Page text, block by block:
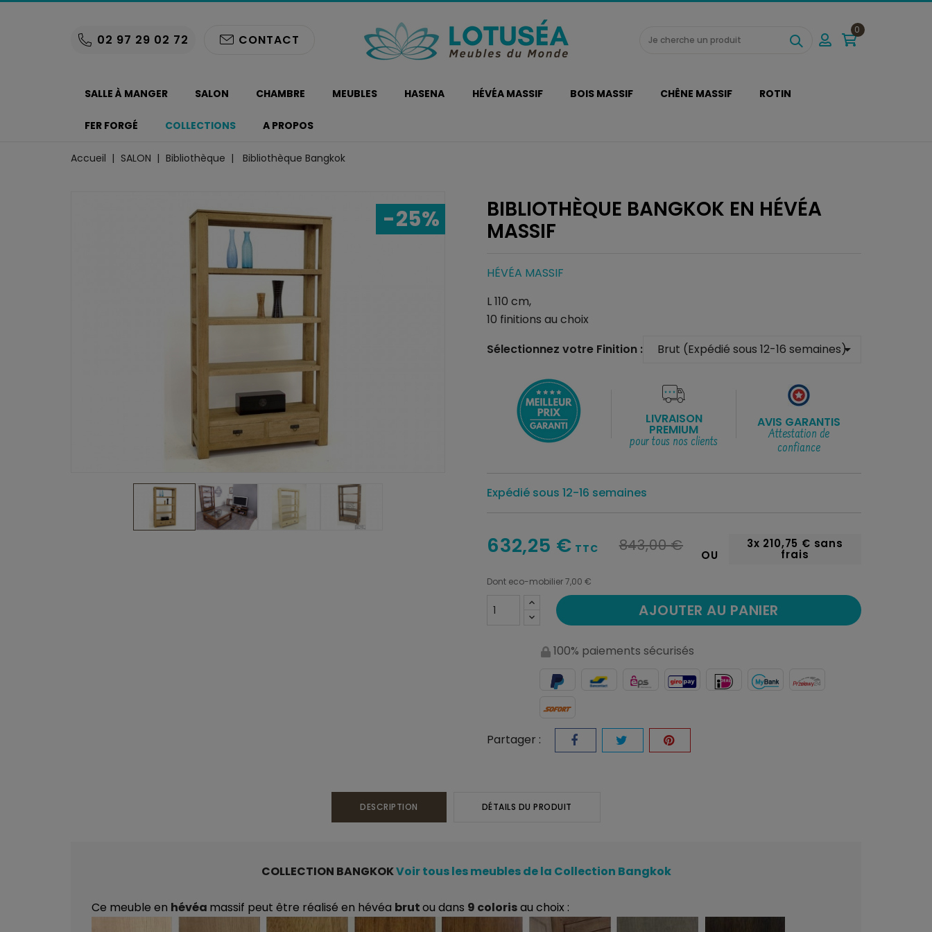
02 97 29 02 72 CONTACT
0
SALLE À MANGER SALON CHAMBRE MEUBLES HASENA HÉVÉA MASSIF BOIS MASSIF CHÊNE MASSIF ROTIN
FER FORGÉ COLLECTIONS A PROPOS
Accueil SALON Bibliothèque Bibliothèque Bangkok
-25%
BIBLIOTHÈQUE BANGKOK EN HÉVÉA
MASSIF
HÉVÉA MASSIF
L 110 cm,
10 finitions au choix
Sélectionnez votre Finition :
arrow_drop_down
LIVRAISON
PREMIUM
pour tous nos clients
AVIS GARANTIS
Attestation de
confiance
Expédié sous 12-16 semaines
632,25 € TTC 843,00 €
OU
3x 210,75 € sans
frais
Dont eco-mobilier 7,00 €
AJOUTER AU PANIER
100% paiements sécurisés
Partager :
DESCRIPTION DÉTAILS DU PRODUIT
COLLECTION BANGKOKVoir tous les meubles de la Collection Bangkok
Ce meuble en hévéa massif peut être réalisé en hévéa brutou dans 9 colorisau choix :